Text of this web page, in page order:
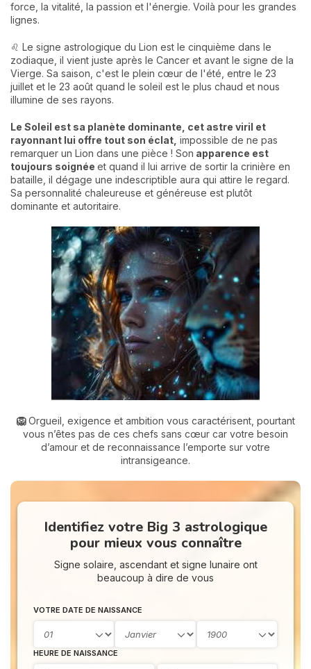
force, la vitalité, la passion et l'énergie. Voilà pour les grandes
lignes.
♌ Le signe astrologique du Lion est le cinquième dans le
zodiaque, il vient juste après le Cancer et avant le signe de la
Vierge. Sa saison, c'est le plein cœur de l'été, entre le 23
juillet et le 23 août quand le soleil est le plus chaud et nous
illumine de ses rayons.
Le Soleil est sa planète dominante, cet astre viril et
rayonnant lui offre tout son éclat, impossible de ne pas
remarquer un Lion dans une pièce ! Son apparence est
toujours soignée et quand il lui arrive de sortir la crinière en
bataille, il dégage une indescriptible aura qui attire le regard.
Sa personnalité chaleureuse et généreuse est plutôt
dominante et autoritaire.
🦁Orgueil, exigence et ambition vous caractérisent, pourtant
vous n’êtes pas de ces chefs sans cœur car votre besoin
d’amour et de reconnaissance l’emporte sur votre
intransigeance.
Identifiez votre Big 3 astrologique
pour mieux vous connaître
Signe solaire, ascendant et signe lunaire ont
beaucoup à dire de vous
VOTRE DATE DE NAISSANCE
HEURE DE NAISSANCE